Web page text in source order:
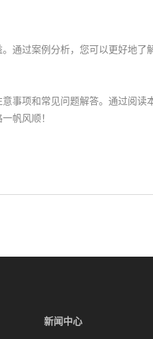
通过案例分析，您可以更好地了
事项和常见问题解答。通过阅读
帆风顺！
新闻中心